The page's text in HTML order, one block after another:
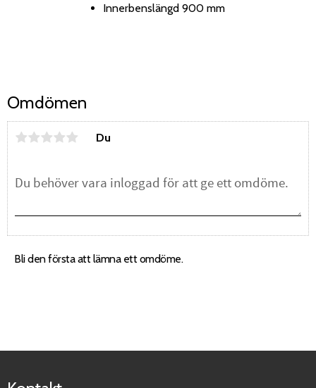
Innerbenslängd 900 mm
Omdömen
Du
Bli den första att lämna ett omdöme.